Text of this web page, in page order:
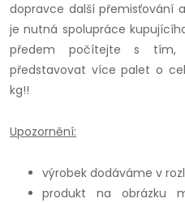
dopravce další přemisťování
je nutná spolupráce
předem počítejte s tím,
představovat více palet o
kg!!
Upozornění:
výrobek dodáváme v
produkt na obrázku